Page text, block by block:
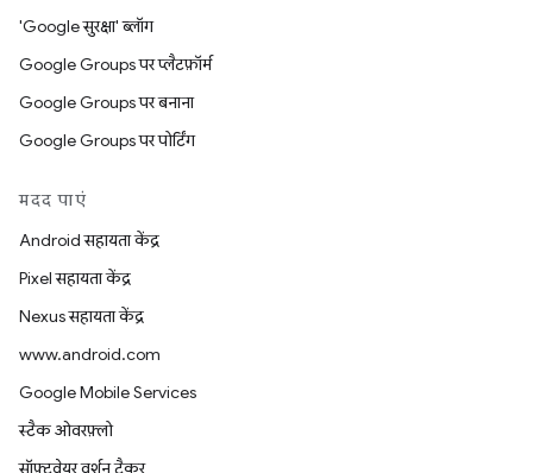
'Google सुरक्षा' ब्लॉग
Google Groups पर प्लैटफ़ॉर्म
Google Groups पर बनाना
Google Groups पर पोर्टिंग
मदद पाएं
Android सहायता केंद्र
Pixel सहायता केंद्र
Nexus सहायता केंद्र
www.android.com
Google Mobile Services
स्टैक ओवरफ़्लो
सॉफ़्टवेयर वर्शन ट्रैकर